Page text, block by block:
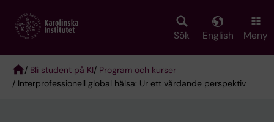
main
Sök English Meny
Breadcrumb
/ Bli student på KI/ Program och kurser
/ Interprofessionell global hälsa: Ur ett vårdande perspektiv